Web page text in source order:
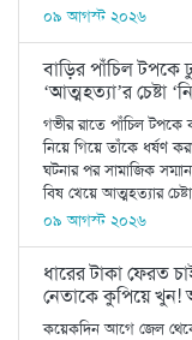
০৯ আগস্ট ২০২৬
বাড়ির পাঁচিল টপকে
‘আত্মহত্যা’র চেষ্টা
গভীর রাতে পাঁচিল
নিয়ে গিয়ে তাঁকে ধর্ষণ
ঘটনার পর সামাজিক
বিষ খেয়ে আত্মহত্যার
০৯ আগস্ট ২০২৬
ধারের টাকা ফেরত
নেতাকে কুপিয়ে খুন!
কয়েকদিন আগে জেল